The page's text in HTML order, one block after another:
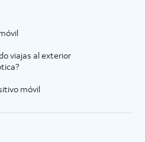
viajas al exterior
móvil